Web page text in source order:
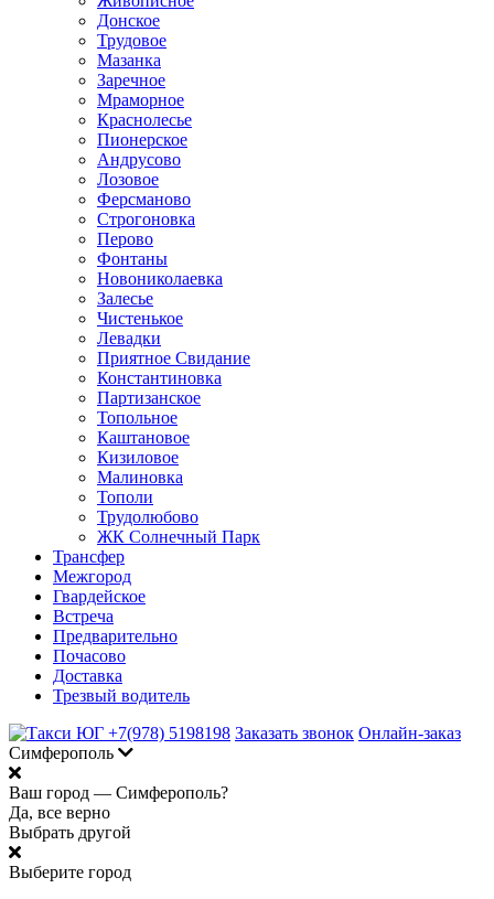
Донское
Трудовое
Мазанка
Заречное
Мраморное
Краснолесье
Пионерское
Андрусово
Лозовое
Ферсманово
Строгоновка
Перово
Фонтаны
Новониколаевка
Залесье
Чистенькое
Левадки
Приятное Свидание
Константиновка
Партизанское
Топольное
Каштановое
Кизиловое
Малиновка
Тополи
Трудолюбово
ЖК Солнечный Парк
Трансфер
Межгород
Гвардейское
Встреча
Предварительно
Почасово
Доставка
Трезвый водитель
+7(978) 5198198 Заказать звонок Онлайн-заказ
Симферополь
Ваш город — Симферополь?
Да, все верно
Выбрать другой
Выберите город